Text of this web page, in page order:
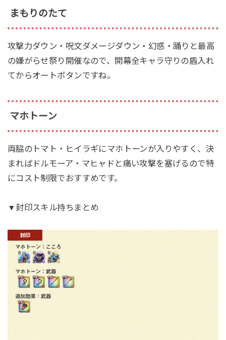
まもりのたて
攻撃力ダウン・呪文ダメージダウン・幻惑・踊りと最高
の嫌がらせ祭り開催なので、開幕全キャラ守りの盾入れ
てからオートボタンですね。
マホトーン
両脇のトマト・ヒイラギにマホトーンが入りやすく、決
まればドルモーア・マヒャドと痛い攻撃を塞げるので特
にコスト制限でおすすめです。
▼封印スキル持ちまとめ